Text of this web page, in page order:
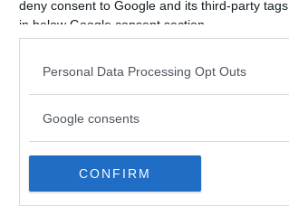
deny consent to Google and its third-party
in below Google consent section.
Personal Data Processing Opt Outs
Google consents
CONFIRM
Frasi Sul Mattino Frasi Sulla
a prodezze patetiche di falsa
io gli direi: "amico mio: scienza,
serie, solennità sacerdotali. Si tratta